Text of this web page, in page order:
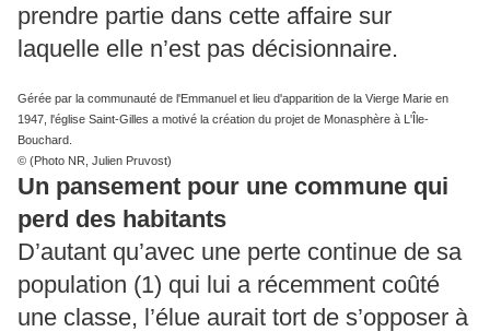
prendre partie dans cette affaire sur
laquelle elle n’est pas décisionnaire.
Gérée par la communauté de l'Emmanuel et lieu d'apparition de la Vierge Marie en
1947, l'église Saint-Gilles a motivé la création du projet de Monasphère à L'Île-
Bouchard.
© (Photo NR, Julien Pruvost)
Un pansement pour une commune qui
perd des habitants
D’autant qu’avec une perte continue de sa
population (1) qui lui a récemment coûté
une classe, l’élue aurait tort de s’opposer à